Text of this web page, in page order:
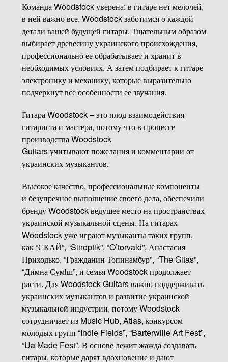
Команда Woodstock уверена: в гитаре нет мелочей,
в ней важно все. Woodstock заботимся о каждой
детали вашей будущей гитары. Тщательным образом
выбирает древесину украинского происхождения,
профессионально ее обрабатывает и хранит в
необходимых условиях. А затем подбирает к гитаре
электронику и механику, которые выразительно
подчеркнут все особенности ее звучания.
Гитара Woodstock – это плод взаимодействия
гитариста и мастера, потому что в процессе
производства Woodstock
Guitars учитывают пожелания и комментарии от
украинских музыкантов.
Высокое качество, профессиональные компоненты
и безупречное выполнение своего дела, обеспечили
бренду Woodstock ведущее место на пространствах
украинской музыкальной сцены. На гитарах
Woodstock уже играют музыканты таких групп,
как “СКАЙ”, “Sinoptik”, “O’torvald”, Анастасия
Приходько, “Гражданин Топинамбур”, “The Gitas”,
“Димна Сумiш”, и семья Woodstock продолжает
расти. Для Woodstock Guitars важно поддерживать
украинских музыкантов и развитие украинской
музыкальной индустрии, потому Woodstock
сотрудничает из Music Hub, Atlas, конкурсом
молодых групп “Indie Fields”, “Barterwille Art Fest”,
“Ua Made Fest”. В основе лежит жажда создавать
гитары, которые дарят вдохновение и дают